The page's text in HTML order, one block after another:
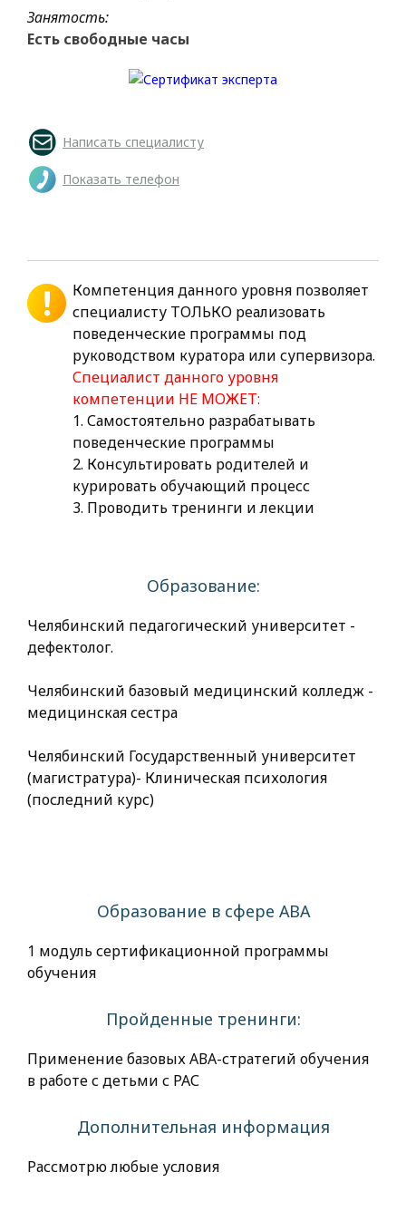
Занятость:
Есть свободные часы
Написать специалисту
Показать телефон
Компетенция данного уровня позволяет
специалисту ТОЛЬКО реализовать
поведенческие программы под
руководством куратора или супервизора.
Специалист данного уровня
компетенции НЕ МОЖЕТ:
1. Самостоятельно разрабатывать
поведенческие программы
2. Консультировать родителей и
курировать обучающий процесс
3. Проводить тренинги и лекции
Образование:
Челябинский педагогический университет -
дефектолог.
Челябинский базовый медицинский колледж -
медицинская сестра
Челябинский Государственный университет
(магистратура)- Клиническая психология
(последний курс)
Образование в сфере АВА
1 модуль сертификационной программы
обучения
Пройденные тренинги:
Применение базовых АВА-стратегий обучения
в работе с детьми с РАС
Дополнительная информация
Рассмотрю любые условия